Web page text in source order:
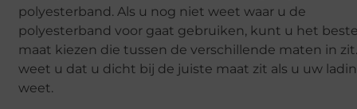
polyesterband. Als u nog niet weet waar u de
polyesterband voor gaat gebruiken, kunt u het
maat kiezen die tussen de verschillende maten in
weet u dat u dicht bij de juiste maat zit als u uw
weet.